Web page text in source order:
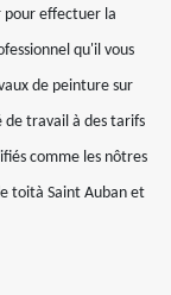
pour effectuer la
qu'il vous
de peinture sur
travail à des tarifs
comme les nôtres
toità Saint Auban et